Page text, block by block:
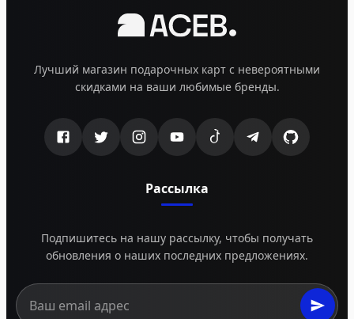
Лучший магазин подарочных карт с невероятными
скидками на ваши любимые бренды.
Рассылка
Подпишитесь на нашу рассылку, чтобы получать
обновления о наших последних предложениях.